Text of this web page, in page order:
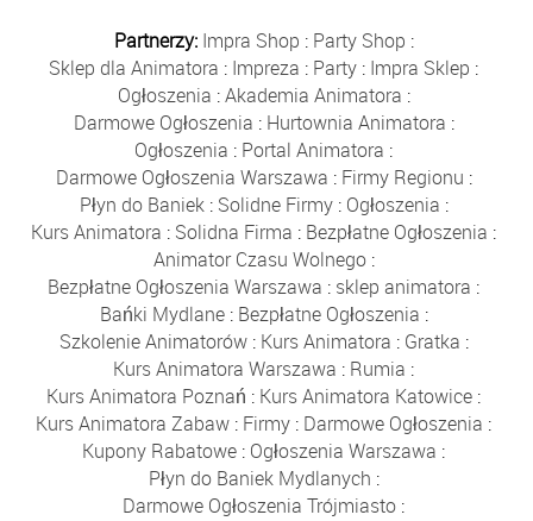
Partnerzy: Impra Shop : Party Shop :
Sklep dla Animatora : Impreza : Party : Impra Sklep :
Ogłoszenia :Akademia Animatora :
Darmowe Ogłoszenia : Hurtownia Animatora :
Ogłoszenia : Portal Animatora :
Darmowe Ogłoszenia Warszawa : Firmy Regionu :
Płyn do Baniek: Solidne Firmy: Ogłoszenia :
Kurs Animatora : Solidna Firma : Bezpłatne Ogłoszenia :
Animator Czasu Wolnego:
Bezpłatne Ogłoszenia Warszawa : sklep animatora :
Bańki Mydlane: Bezpłatne Ogłoszenia :
Szkolenie Animatorów: Kurs Animatora : Gratka :
Kurs Animatora Warszawa : Rumia :
Kurs Animatora Poznań : Kurs Animatora Katowice :
Kurs Animatora Zabaw : Firmy : Darmowe Ogłoszenia :
Kupony Rabatowe : Ogłoszenia Warszawa :
Płyn do Baniek Mydlanych :
Darmowe Ogłoszenia Trójmiasto :